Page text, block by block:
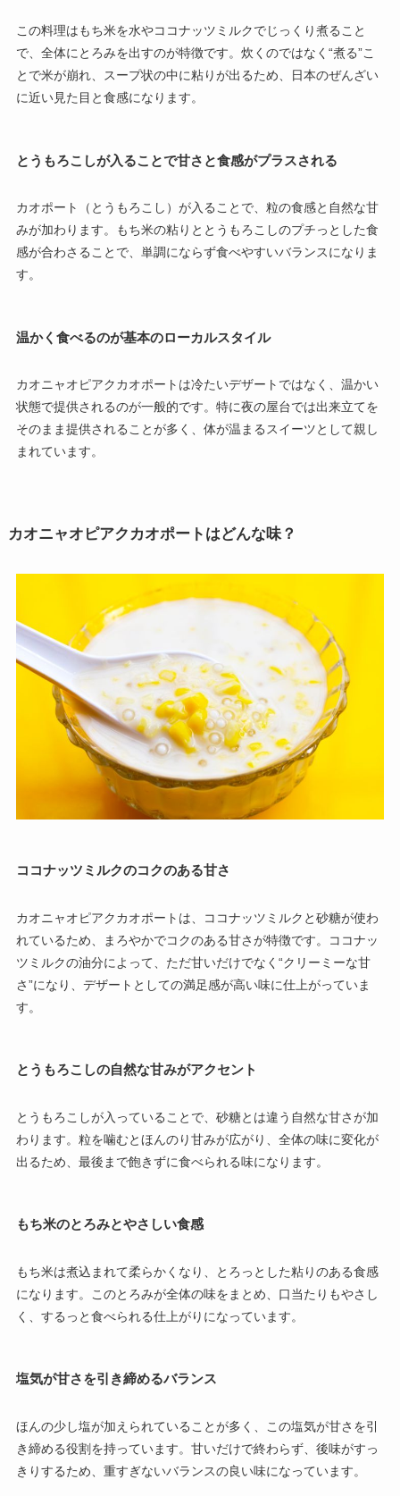
この料理はもち米を水やココナッツミルクでじっくり煮ること
で、全体にとろみを出すのが特徴です。炊くのではなく“煮る”こ
とで米が崩れ、スープ状の中に粘りが出るため、日本のぜんざい
に近い見た目と食感になります。
とうもろこしが入ることで甘さと食感がプラスされる
カオポート（とうもろこし）が入ることで、粒の食感と自然な甘
みが加わります。もち米の粘りととうもろこしのプチっとした食
感が合わさることで、単調にならず食べやすいバランスになりま
す。
温かく食べるのが基本のローカルスタイル
カオニャオピアクカオポートは冷たいデザートではなく、温かい
状態で提供されるのが一般的です。特に夜の屋台では出来立てを
そのまま提供されることが多く、体が温まるスイーツとして親し
まれています。
カオニャオピアクカオポートはどんな味？
ココナッツミルクのコクのある甘さ
カオニャオピアクカオポートは、ココナッツミルクと砂糖が使わ
れているため、まろやかでコクのある甘さが特徴です。ココナッ
ツミルクの油分によって、ただ甘いだけでなく“クリーミーな甘
さ”になり、デザートとしての満足感が高い味に仕上がっていま
す。
とうもろこしの自然な甘みがアクセント
とうもろこしが入っていることで、砂糖とは違う自然な甘さが加
わります。粒を噛むとほんのり甘みが広がり、全体の味に変化が
出るため、最後まで飽きずに食べられる味になります。
もち米のとろみとやさしい食感
もち米は煮込まれて柔らかくなり、とろっとした粘りのある食感
になります。このとろみが全体の味をまとめ、口当たりもやさし
く、するっと食べられる仕上がりになっています。
塩気が甘さを引き締めるバランス
ほんの少し塩が加えられていることが多く、この塩気が甘さを引
き締める役割を持っています。甘いだけで終わらず、後味がすっ
きりするため、重すぎないバランスの良い味になっています。